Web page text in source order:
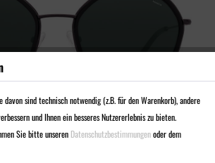
davon sind technisch notwendig (z.B. für den Warenkorb), andere
und Ihnen ein besseres Nutzererlebnis zu bieten.
Sie bitte unseren Datenschutzbestimmungenoder dem